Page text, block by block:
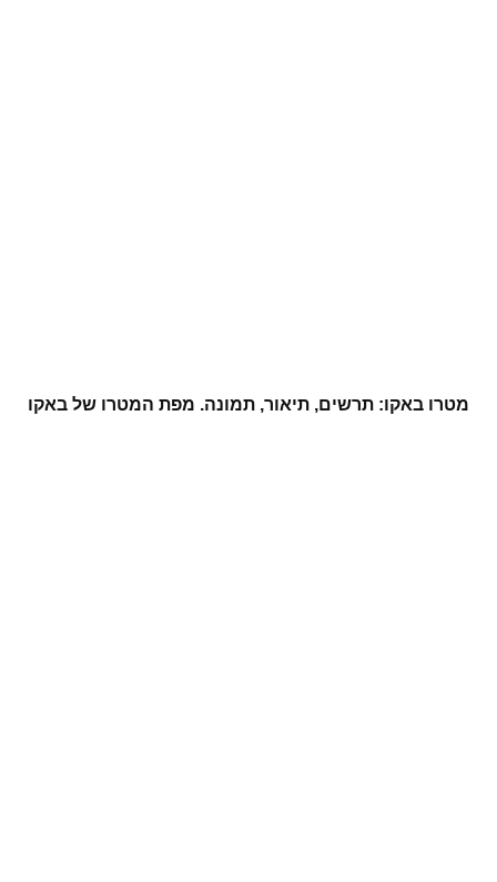
מטרו באקו: תרשים, תיאור, תמונה. מפת המטרו של באקו